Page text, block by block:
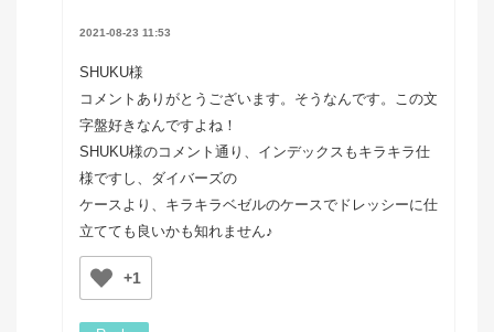
2021-08-23 11:53
SHUKU様
コメントありがとうございます。そうなんです。この文
字盤好きなんですよね！
SHUKU様のコメント通り、インデックスもキラキラ仕
様ですし、ダイバーズの
ケースより、キラキラベゼルのケースでドレッシーに仕
立てても良いかも知れません♪
+1